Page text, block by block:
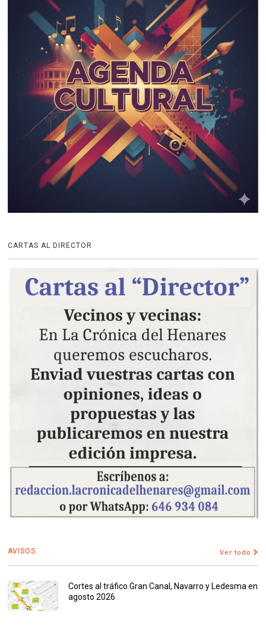
CARTAS AL DIRECTOR
AVISOS Ver todo
Cortes al tráfico Gran Canal, Navarro y Ledesma en
agosto 2026